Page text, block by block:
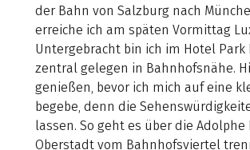
der Bahn von Salzburg nach
erreiche ich am späten Vormittag
Untergebracht bin ich im Hotel Park
zentral gelegen in Bahnhofsnähe.
genießen, bevor ich mich auf eine
begebe, denn die
lassen. So geht es über die
Oberstadt vom Bahnhofsviertel